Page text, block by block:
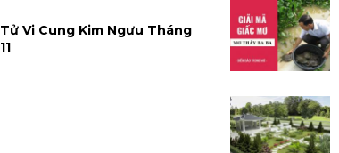
Tử Vi Cung Kim Ngưu Tháng
11